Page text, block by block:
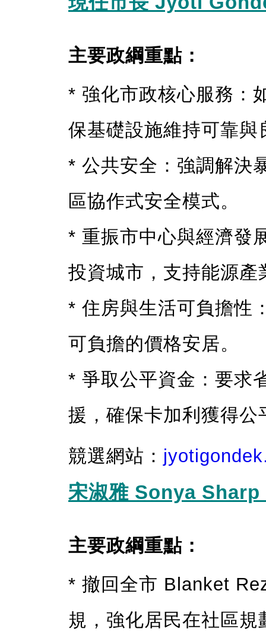
主要政綱重點：
* 強化市政核心服務：
保基礎設施維持可靠與
* 公共安全：強調解決
區協作式安全模式。
* 重振市中心與經濟發
投資城市，支持能源
* 住房與生活可負擔性
可負擔的價格安居。
* 爭取公平資金：要求
援，確保卡加利獲得公
競選網站：
宋淑雅 Sonya
主要政綱重點：
* 撤回全市 Blanket
規，強化居民在社區規